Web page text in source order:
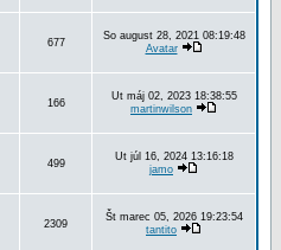
677
So august 28, 2021 08:19:48
Avatar
166
Ut máj 02, 2023 18:38:55
martinwilson
499
Ut júl 16, 2024 13:16:18
jamo
2309
Št marec 05, 2026 19:23:54
tantito